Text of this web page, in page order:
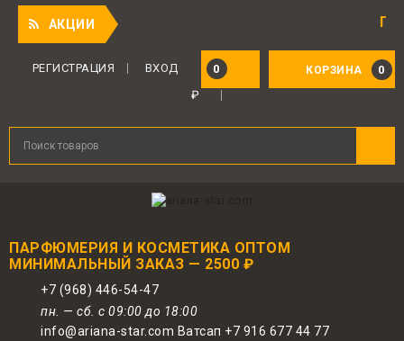
АКЦИИ
КОРЗИНА 0
0
РЕГИСТРАЦИЯ
ВХОД
₽
ПАРФЮМЕРИЯ И КОСМЕТИКА ОПТОМ
МИНИМАЛЬНЫЙ ЗАКАЗ — 2500 ₽
+7 (968) 446-54-47
пн. — сб. с 09:00 до 18:00
info@ariana-star.com Ватсап +7 916 677 44 77
Для авторизованных пользователей
предоставляется 1 бонус за 100 руб.
от совершенной покупки. Бонусами